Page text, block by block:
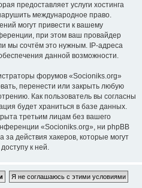
предоставляет услуги хостинга
международное право.
могут привести к вашему
при этом ваш провайдер
мы сочтём это нужным. IP-адреса
данной возможности.
форумов «Socioniks.org»
перенести или закрыть любую
Как пользователь вы согласны
будет храниться в базе данных.
третьим лицам без вашего
«Socioniks.org», ни phpBB
за действия хакеров, которые могут
к ней.